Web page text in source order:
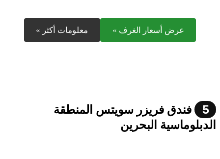
عرض أسعار الغرف » معلومات أكثر »
5
فندق فريزر سويتس المنطقة
الدبلوماسية البحرين